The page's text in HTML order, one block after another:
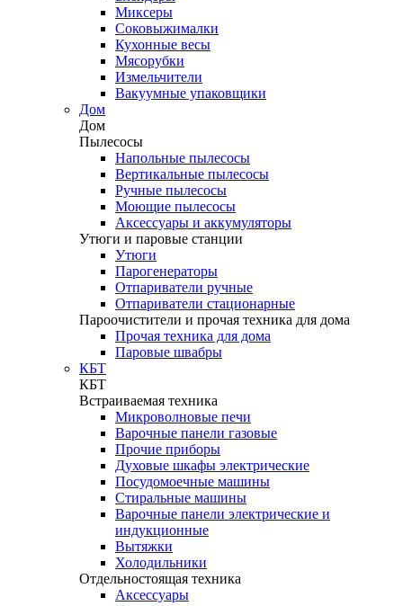
Миксеры
Соковыжималки
Кухонные весы
Мясорубки
Измельчители
Вакуумные упаковщики
Дом
Дом
Пылесосы
Напольные пылесосы
Вертикальные пылесосы
Ручные пылесосы
Моющие пылесосы
Аксессуары и аккумуляторы
Утюги и паровые станции
Утюги
Парогенераторы
Отпариватели ручные
Отпариватели стационарные
Пароочистители и прочая техника для дома
Прочая техника для дома
Паровые швабры
КБТ
КБТ
Встраиваемая техника
Микроволновые печи
Варочные панели газовые
Прочие приборы
Духовые шкафы электрические
Посудомоечные машины
Стиральные машины
Варочные панели электрические и
индукционные
Вытяжки
Холодильники
Отдельностоящая техника
Аксессуары